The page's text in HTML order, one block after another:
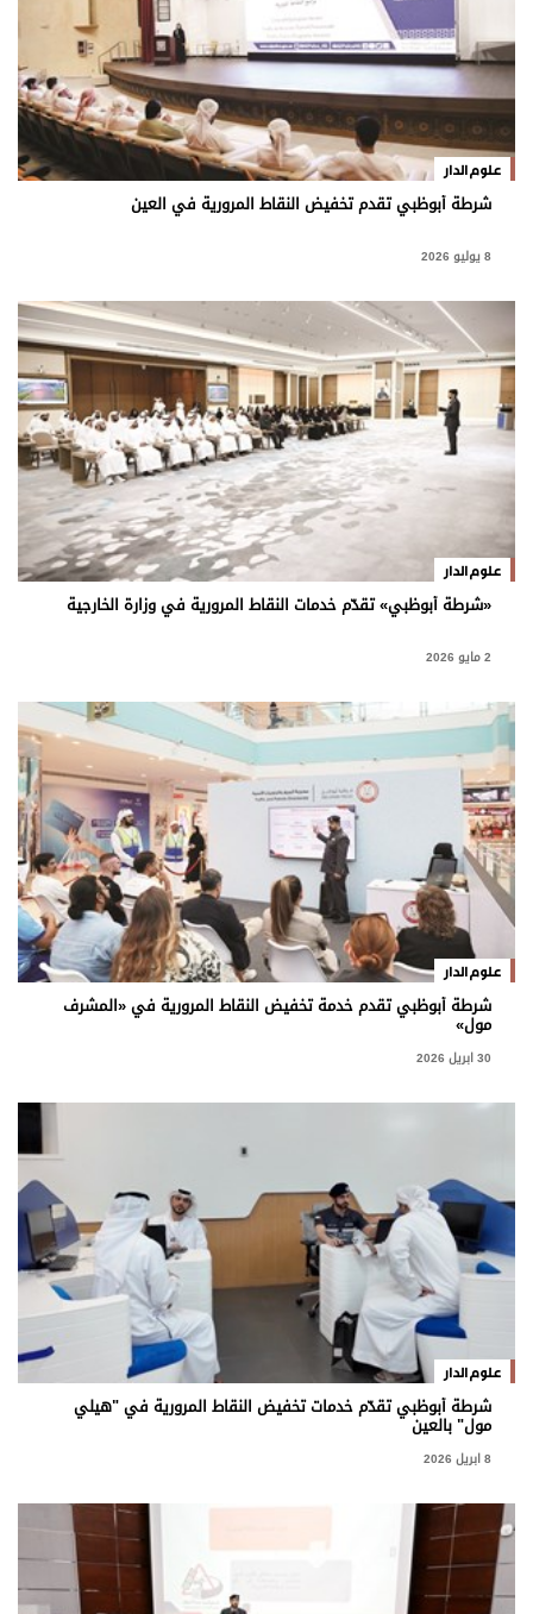
الترفيه
التعليم والمعرفة
الذكاء الاصطناعي
تغطيات
فيديو
بودكاست
إنفوجراف
قصة صورة
كاريكتير
برامج
عدد اليوم
الأحوال الجوية
علوم الدار
شرطة أبوظبي تقدم تخفيض النقاط المرورية في العين
8 يوليو 2026
علوم الدار
«شرطة أبوظبي» تقدّم خدمات النقاط المرورية في وزارة الخارجية
2 مايو 2026
علوم الدار
شرطة أبوظبي تقدم خدمة تخفيض النقاط المرورية في «المشرف
مول»
30 ابريل 2026
علوم الدار
شرطة أبوظبي تقدّم خدمات تخفيض النقاط المرورية في "هيلي
مول" بالعين
8 ابريل 2026